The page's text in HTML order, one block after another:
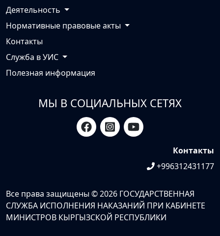
Деятельность
Нормативные правовые акты
Контакты
Служба в УИС
Полезная информация
МЫ В СОЦИАЛЬНЫХ СЕТЯХ
Контакты
+996312431177
Все права защищены © 2026 ГОСУДАРСТВЕННАЯ
СЛУЖБА ИСПОЛНЕНИЯ НАКАЗАНИЙ ПРИ КАБИНЕТЕ
МИНИСТРОВ КЫРГЫЗСКОЙ РЕСПУБЛИКИ